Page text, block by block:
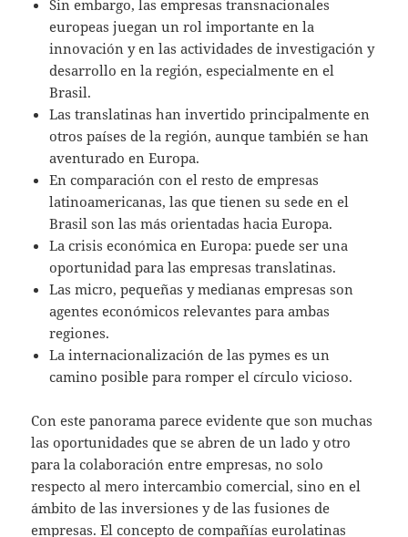
Sin embargo, las empresas transnacionales
europeas juegan un rol importante en la
innovación y en las actividades de investigación y
desarrollo en la región, especialmente en el
Brasil.
Las translatinas han invertido principalmente en
otros países de la región, aunque también se han
aventurado en Europa.
En comparación con el resto de empresas
latinoamericanas, las que tienen su sede en el
Brasil son las más orientadas hacia Europa.
La crisis económica en Europa: puede ser una
oportunidad para las empresas translatinas.
Las micro, pequeñas y medianas empresas son
agentes económicos relevantes para ambas
regiones.
La internacionalización de las pymes es un
camino posible para romper el círculo vicioso.
Con este panorama parece evidente que son muchas
las oportunidades que se abren de un lado y otro
para la colaboración entre empresas, no solo
respecto al mero intercambio comercial, sino en el
ámbito de las inversiones y de las fusiones de
empresas. El concepto de compañías eurolatinas